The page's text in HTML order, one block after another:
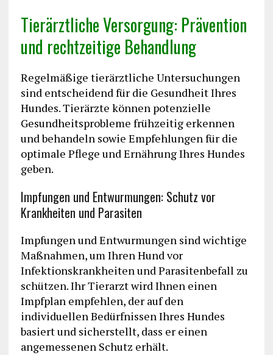
Tierärztliche Versorgung: Prävention
und rechtzeitige Behandlung
Regelmäßige tierärztliche Untersuchungen
sind entscheidend für die Gesundheit Ihres
Hundes. Tierärzte können potenzielle
Gesundheitsprobleme frühzeitig erkennen
und behandeln sowie Empfehlungen für die
optimale Pflege und Ernährung Ihres Hundes
geben.
Impfungen und Entwurmungen: Schutz vor
Krankheiten und Parasiten
Impfungen und Entwurmungen sind wichtige
Maßnahmen, um Ihren Hund vor
Infektionskrankheiten und Parasitenbefall zu
schützen. Ihr Tierarzt wird Ihnen einen
Impfplan empfehlen, der auf den
individuellen Bedürfnissen Ihres Hundes
basiert und sicherstellt, dass er einen
angemessenen Schutz erhält.